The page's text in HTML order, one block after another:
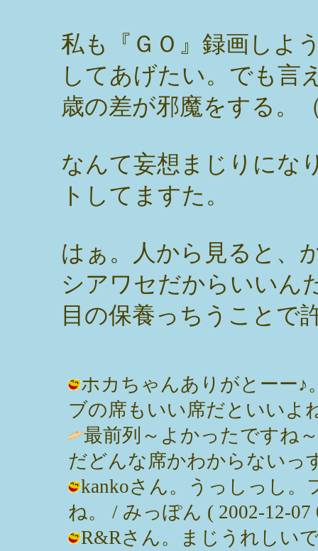
私も『ＧＯ』録画しよ
してあげたい。でも言
歳の差が邪魔をする。
なんて妄想まじりにな
トしてますた。
はぁ。人から見ると、
シアワセだからいいん
目の保養っちうことで
ホカちゃんありがとーー♪
ブの席もいい席だといいよ
最前列～よかったですね
だどんな席かわからないっ
kankoさん。うっしっし
ね。 / みっぽん ( 2002-12-07
R&Rさん。まじうれしい